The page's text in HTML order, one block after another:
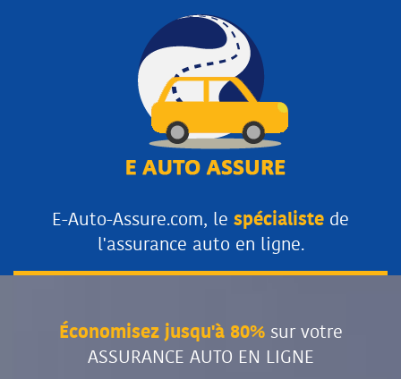
E-Auto-Assure.com, le spécialiste de
l'assurance auto en ligne.
Économisez jusqu'à 80% sur votre
ASSURANCE AUTO EN LIGNE